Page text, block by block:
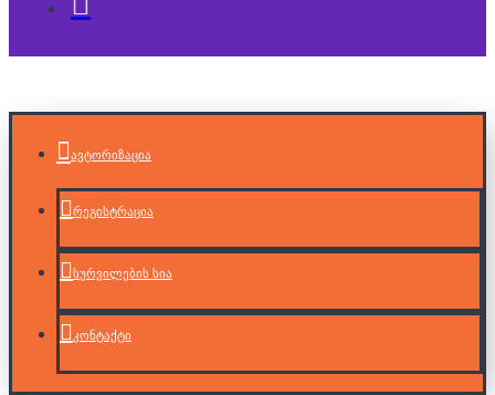
ავტორიზაცია
რეგისტრაცია
სურვილების სია
კონტაქტი